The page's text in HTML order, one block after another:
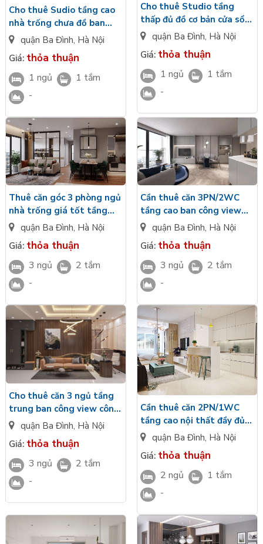
Vinhomes Metropolis Liễu Giai nằm tại 29 Liễu Gai, Ba Đình dược
xây dựng trên mảng đất có hiện tích hơn 3ha gồm căn hộ cao cấp,
tổ hợp văn phòng và trung tâm thương mại cung cấp 1500 căn hộ
cao cấp.
Cho thuê Sudio tầng cao
nhà trống chưa đồ ban
công view shop TMDV
Vinhomes Gallery Giảng
Võ
quận Ba Đình, Hà Nội
Giá: thỏa thuận
1 ngủ
1 tắm
-
Cho thuê Studio tầng
thấp đủ đồ cơ bản cửa sổ
view hồ điều hòa
Giảng Võ
quận Ba Đình, Hà Nội
Giá: thỏa thuận
1 ngủ
1 tắm
-
Thuê căn góc 3 phòng ngủ
nhà trống giá tốt tầng
cao view Panorama đô thị
Vinhomes The Gallery
quận Ba Đình, Hà Nội
Giá: thỏa thuận
3 ngủ
2 tắm
-
Cần thuê căn 3PN/2WC
tầng cao ban công view
shop TMDV mặt kính
LowE Vinhomes Giảng Võ
quận Ba Đình, Hà Nội
Giá: thỏa thuận
3 ngủ
2 tắm
-
Cho thuê căn 3 ngủ tầng
trung ban công view công
viên đầy đủ nội thất
Vinhomes Giảng Võ
quận Ba Đình, Hà Nội
Giá: thỏa thuận
3 ngủ
2 tắm
-
Cần thuê căn 2PN/1WC
tầng cao nội thất đầy đủ
giá tốt view đô thị
Giảng Võ
quận Ba Đình, Hà Nội
Giá: thỏa thuận
2 ngủ
1 tắm
-